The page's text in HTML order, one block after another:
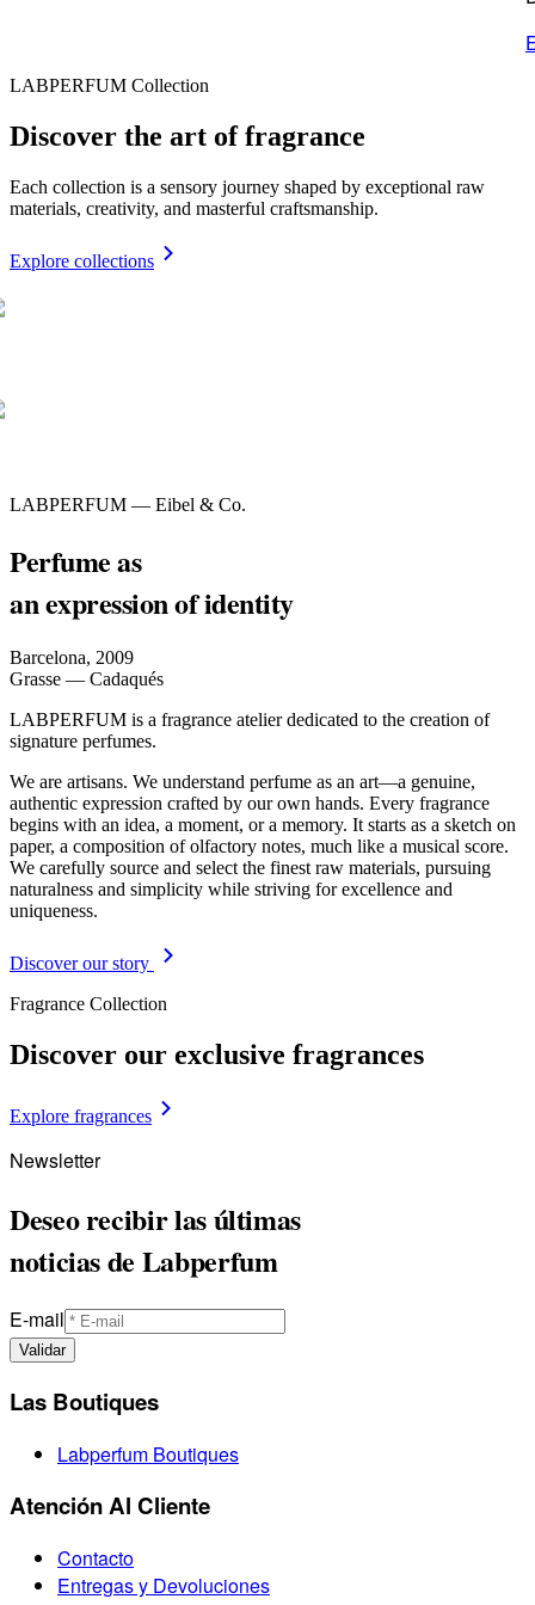
LABPERFUM Collection
Discover the art of fragrance
Each collection is a sensory journey shaped by exceptional raw
materials, creativity, and masterful craftsmanship.
Explore collections
LABPERFUM — Eibel & Co.
Perfume as
an expression of identity
Barcelona, 2009
Grasse — Cadaqués
LABPERFUM is a fragrance atelier dedicated to the creation of
signature perfumes.
We are artisans. We understand perfume as an art—a genuine,
authentic expression crafted by our own hands. Every fragrance
begins with an idea, a moment, or a memory. It starts as a sketch on
paper, a composition of olfactory notes, much like a musical score.
We carefully source and select the finest raw materials, pursuing
naturalness and simplicity while striving for excellence and
uniqueness.
Discover our story
Fragrance Collection
Discover our exclusive fragrances
Explore fragrances
Newsletter
Deseo recibir las últimas
noticias de Labperfum
E-mail
Validar
Las Boutiques
Labperfum Boutiques
Atención Al Cliente
Contacto
Entregas y Devoluciones